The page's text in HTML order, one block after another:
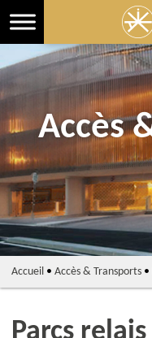
Accès
Accueil• Accès & Transports•